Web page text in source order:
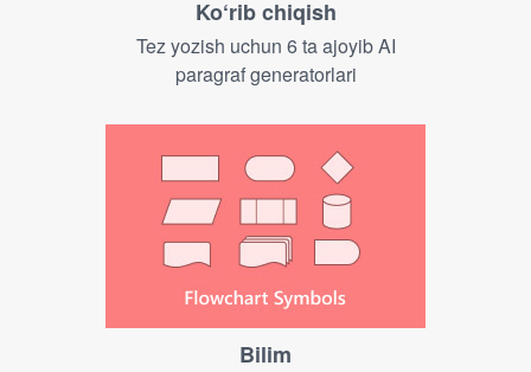
Ko‘rib chiqish
Tez yozish uchun 6 ta ajoyib AI
paragraf generatorlari
Bilim